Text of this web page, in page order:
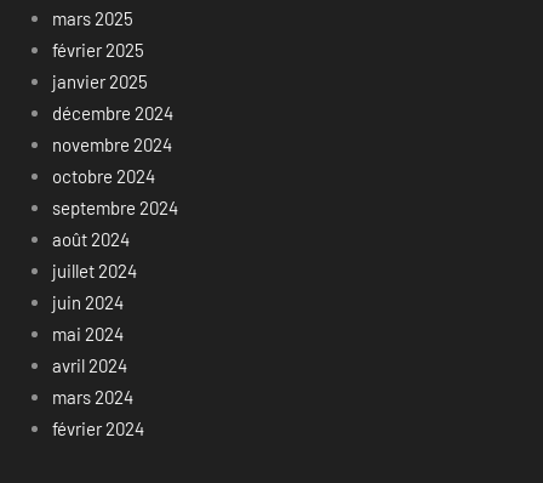
mars 2025
février 2025
janvier 2025
décembre 2024
novembre 2024
octobre 2024
septembre 2024
août 2024
juillet 2024
juin 2024
mai 2024
avril 2024
mars 2024
février 2024